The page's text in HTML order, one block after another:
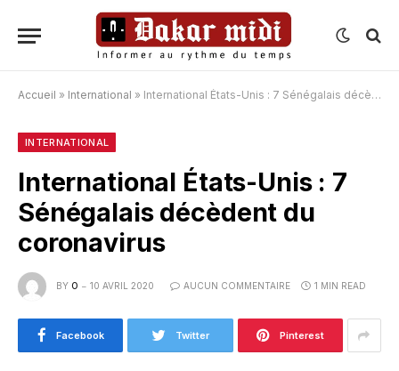
Accueil » International » International États-Unis : 7 Sénégalais décèdent du coronavirus
INTERNATIONAL
International États-Unis : 7
Sénégalais décèdent du
coronavirus
BY O 10 AVRIL 2020 AUCUN COMMENTAIRE 1 MIN READ
Facebook Twitter Pinterest